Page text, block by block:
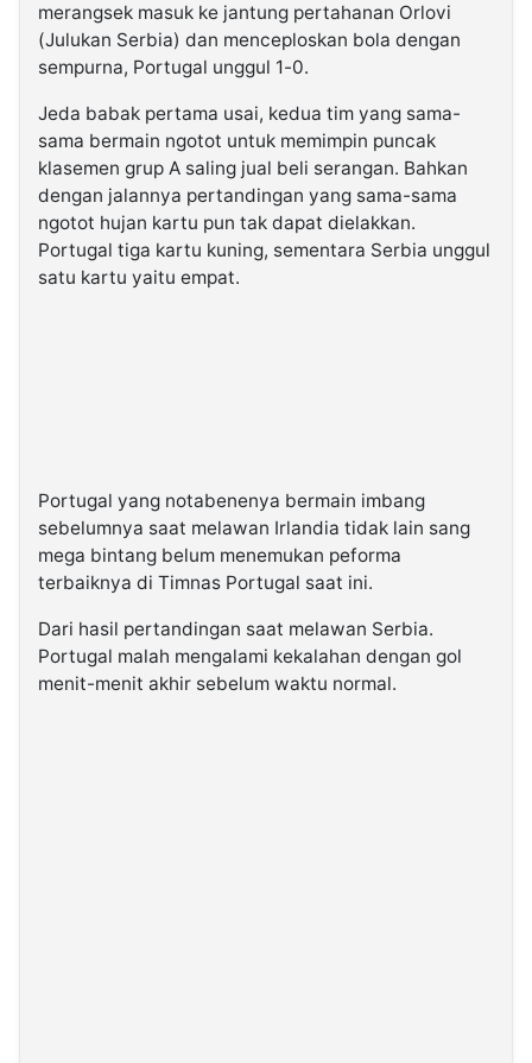
merangsek masuk ke jantung pertahanan Orlovi
(Julukan Serbia) dan menceploskan bola dengan
sempurna, Portugal unggul 1-0.
Jeda babak pertama usai, kedua tim yang sama-
sama bermain ngotot untuk memimpin puncak
klasemen grup A saling jual beli serangan. Bahkan
dengan jalannya pertandingan yang sama-sama
ngotot hujan kartu pun tak dapat dielakkan.
Portugal tiga kartu kuning, sementara Serbia unggul
satu kartu yaitu empat.
Portugal yang notabenenya bermain imbang
sebelumnya saat melawan Irlandia tidak lain sang
mega bintang belum menemukan peforma
terbaiknya di Timnas Portugal saat ini.
Dari hasil pertandingan saat melawan Serbia.
Portugal malah mengalami kekalahan dengan gol
menit-menit akhir sebelum waktu normal.